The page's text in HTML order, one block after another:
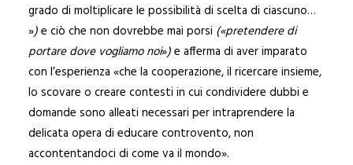
grado di moltiplicare le possibilità di scelta di ciascuno…
»)e ciò che non dovrebbe mai porsi («pretendere di
portare dove vogliamo noi»)e afferma di aver imparato
con l’esperienza «che la cooperazione, il ricercare insieme,
lo scovare o creare contesti in cui condividere dubbi e
domande sono alleati necessari per intraprendere la
delicata opera di educare controvento, non
accontentandoci di come va il mondo».